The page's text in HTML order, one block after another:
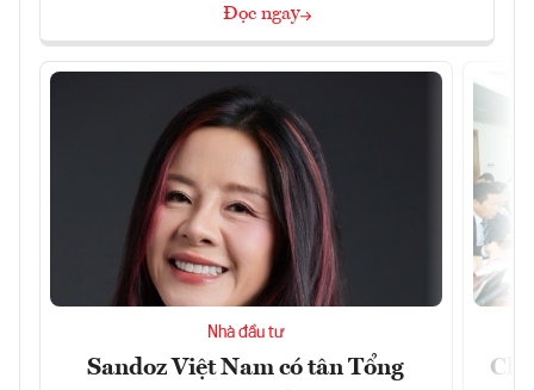
Đọc ngay
Nhà đầu tư
Sandoz Việt Nam có tân Tổng